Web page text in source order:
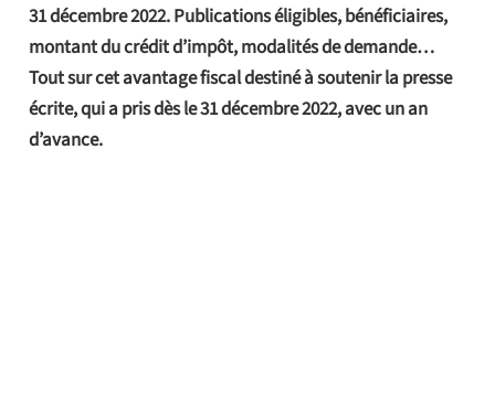
31 décembre 2022. Publications éligibles, bénéficiaires,
montant du crédit d’impôt, modalités de demande…
Tout sur cet avantage fiscal destiné à soutenir la presse
écrite, qui a pris dès le 31 décembre 2022, avec un an
d’avance.